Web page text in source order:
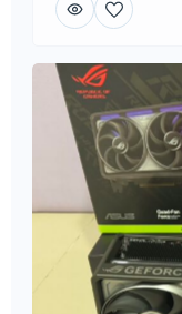
Samsung Galaxy